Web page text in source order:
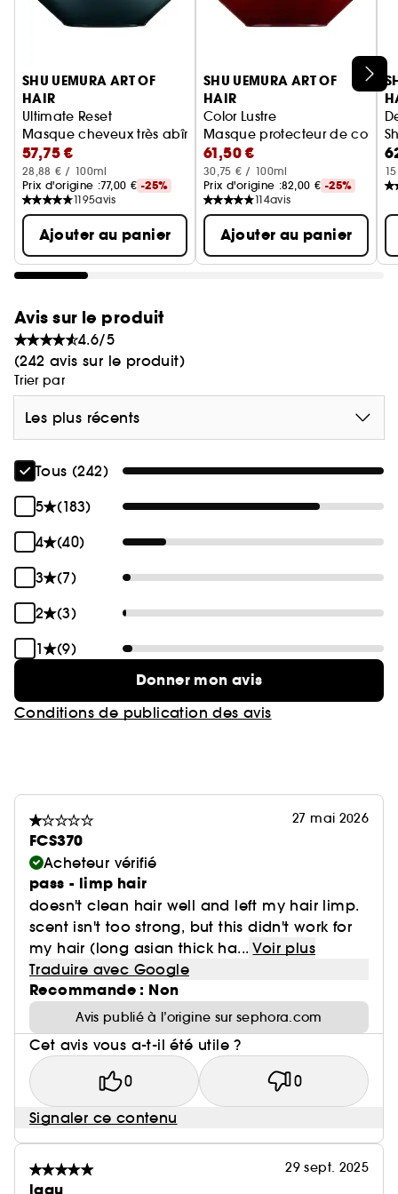
Ignorer le carrousel produits
SHU UEMURA ART OF
HAIR
Ultimate Reset
Masque cheveux très abîmés
57,75 €
28,88 € / 100ml
Prix d'origine :77,00 € -25%
1195avis
Ajouter au panier
SHU UEMURA ART OF
HAIR
Color Lustre
Masque protecteur de
61,50 €
30,75 € / 100ml
Prix d'origine :82,00 € -25%
114avis
Ajouter au panier
Avis sur le produit
4.6/5
(242 avis sur le produit)
Trier par
Les plus récents
Tous (242)
5
(183)
4
(40)
3
(7)
2
(3)
1
(9)
Donner mon avis
Conditions de publication des avis
27 mai 2026
FCS370
Acheteur vérifié
pass - limp hair
doesn't clean hair well and left my hair limp.
scent isn't too strong, but this didn't work for
my hair (long asian thick ha... Voir plus
Traduire avec Google
Recommande : Non
Avis publié à l’origine sur sephora.com
Cet avis vous a-t-il été utile ?
0 0
Signaler ce contenu
29 sept. 2025